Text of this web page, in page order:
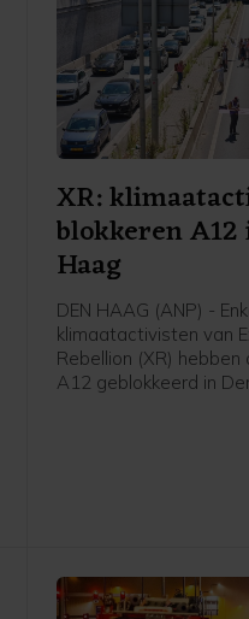
XR:
blokkeren A12
Haag
DEN HAAG (ANP) -
klimaatactivisten van
Rebellion (XR)
A12 geblokkeerd in